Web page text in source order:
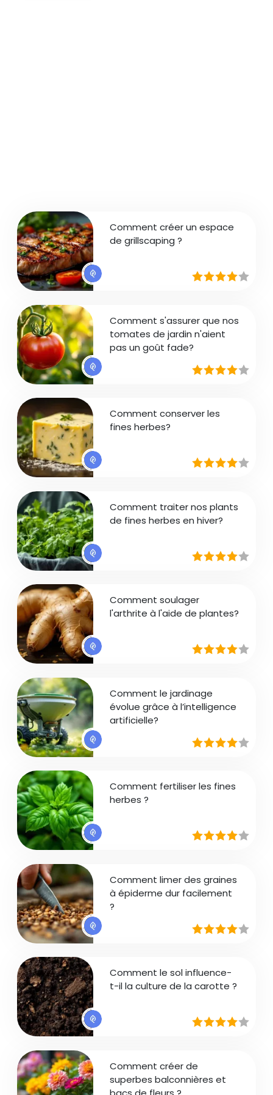
Comment créer un espace
de grillscaping ?
Comment s'assurer que nos
tomates de jardin n'aient
pas un goût fade?
Comment conserver les
fines herbes?
Comment traiter nos plants
de fines herbes en hiver?
Comment soulager
l'arthrite à l'aide de plantes?
Comment le jardinage
évolue grâce à l’intelligence
artificielle?
Comment fertiliser les fines
herbes ?
Comment limer des graines
à épiderme dur facilement
?
Comment le sol influence-
t-il la culture de la carotte ?
Comment créer de
superbes balconnières et